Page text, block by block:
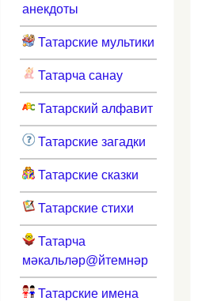
анекдоты
Татарские мультики
Татарча санау
Татарский алфавит
Татарские загадки
Татарские сказки
Татарские стихи
Татарча
мәкальләр@йтемнәр
Татарские имена